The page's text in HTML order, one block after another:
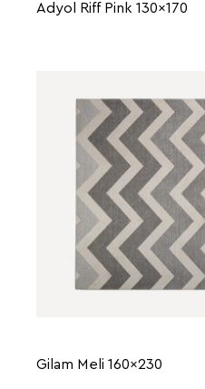
Adyol Riff Pink 130x170
Gilam Meli 160x230